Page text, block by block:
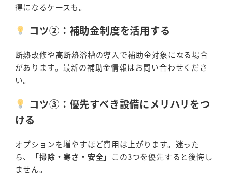
得になるケースも。
コツ②：補助金制度を活用する
断熱改修や高断熱浴槽の導入で補助金対象になる場合
があります。最新の補助金情報はお問い合わせくださ
い。
コツ③：優先すべき設備にメリハリをつ
ける
オプションを増やすほど費用は上がります。迷った
ら、
「掃除・寒さ・安全」 この3つを優先すると後悔し
ません。